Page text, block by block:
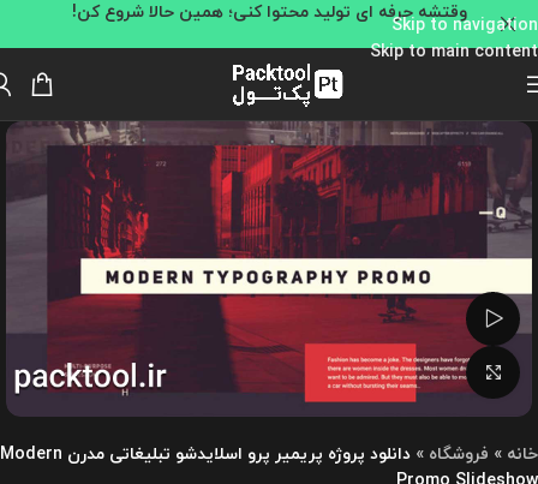
Skip to navigation
Skip to main content
وقتشه حرفه ای تولید محتوا کنی؛ همین حالا شروع کن!
تماشای ویدئو
بزرگنمایی تصویر
خانه » فروشگاه »
دانلود پروژه پریمیر پرو اسلایدشو تبلیغاتی مدرن Modern